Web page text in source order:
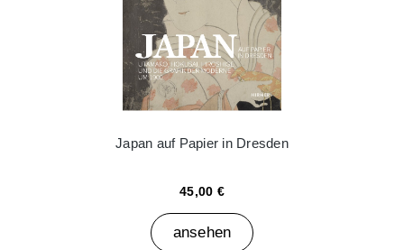
Japan auf Papier in Dresden
45,00 €
ansehen